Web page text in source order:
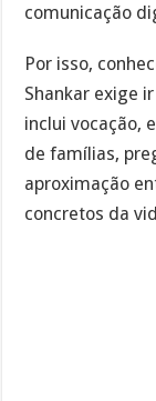
comunicação
Por isso,
Shankar exige
inclui vocação,
de famílias,
aproximação
concretos da